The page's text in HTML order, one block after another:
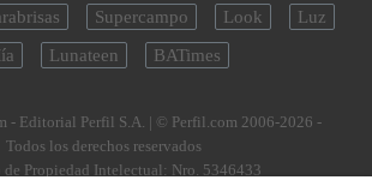
Supercampo Look
Luz
Lunateen BATimes
- Editorial Perfil S.A. | © Perfil.com 2006-2026 -
Todos los derechos reservados
de Propiedad Intelectual: Nro. 5346433